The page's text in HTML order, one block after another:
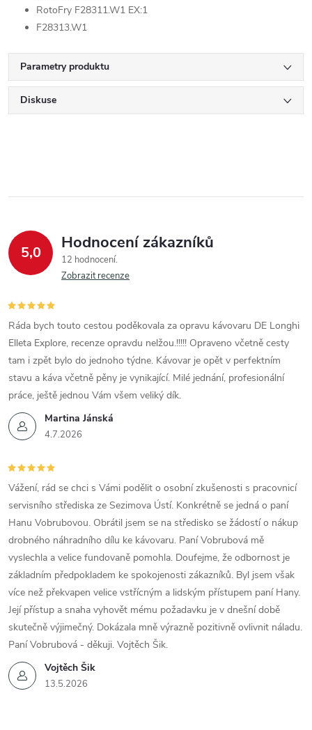
RotoFry F28311.W1 EX:1
F28313.W1
Parametry produktu
Diskuse
5,0 Hodnocení zákazníků
12 hodnocení
Zobrazit recenze
Martina Jánská
4.7.2026
Ráda bych touto cestou poděkovala za opravu kávovaru DE Longhi
Elleta Explore, recenze opravdu nelžou.!!!!! Opraveno včetně cesty
tam i zpět bylo do jednoho týdne. Kávovar je opět v perfektním
stavu a káva včetně pěny je vynikající. Milé jednání, profesionální
práce, ještě jednou Vám všem veliký dík.
Vojtěch Šik
13.5.2026
Vážení, rád se chci s Vámi podělit o osobní zkušenosti s pracovnicí
servisního střediska ze Sezimova Ústí. Konkrétně se jedná o paní
Hanu Vobrubovou. Obrátil jsem se na středisko se žádostí o nákup
drobného náhradního dílu ke kávovaru. Paní Vobrubová mě
vyslechla a velice fundovaně pomohla. Doufejme, že odbornost je
základním předpokladem ke spokojenosti zákazníků. Byl jsem však
více než překvapen velice vstřícným a lidským přístupem paní Hany.
Její přístup a snaha vyhovět mému požadavku je v dnešní době
skutečně výjimečný. Dokázala mně výrazně pozitivně ovlivnit náladu.
Paní Vobrubová - děkuji. Vojtěch Šik.